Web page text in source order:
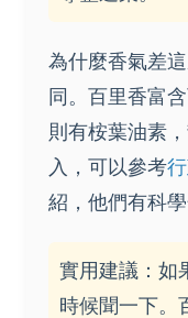
為什麼香氣差
同。百里香富
則有桉葉油素
入，可以參考
紹，他們有科學
實用建議：如
時候聞一下。